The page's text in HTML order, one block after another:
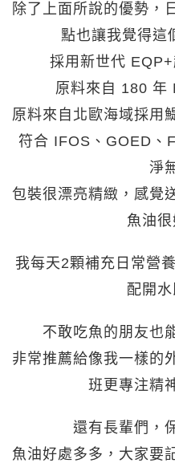
除了上面所說的優勢，
點也讓我覺得這
採用新世代
原料來自 180 年
原料來自北歐海域採用
符合 IFOS、GOED、
淨
包裝很漂亮精緻，感覺
魚油很
我每天2顆補充日常營
配開
不敢吃魚的朋友也
非常推薦給像我一樣的
班更專注精
還有長輩們，
魚油好處多多，大家要